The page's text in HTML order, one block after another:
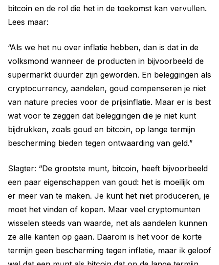
bitcoin en de rol die het in de toekomst kan vervullen.
Lees maar:
“Als we het nu over inflatie hebben, dan is dat in de
volksmond wanneer de producten in bijvoorbeeld de
supermarkt duurder zijn geworden. En beleggingen als
cryptocurrency, aandelen, goud compenseren je niet
van nature precies voor de prijsinflatie. Maar er is best
wat voor te zeggen dat beleggingen die je niet kunt
bijdrukken, zoals goud en bitcoin, op lange termijn
bescherming bieden tegen ontwaarding van geld.”
Slagter: “De grootste munt, bitcoin, heeft bijvoorbeeld
een paar eigenschappen van goud: het is moeilijk om
er meer van te maken. Je kunt het niet produceren, je
moet het vinden of kopen. Maar veel cryptomunten
wisselen steeds van waarde, net als aandelen kunnen
ze alle kanten op gaan. Daarom is het voor de korte
termijn geen bescherming tegen inflatie, maar ik geloof